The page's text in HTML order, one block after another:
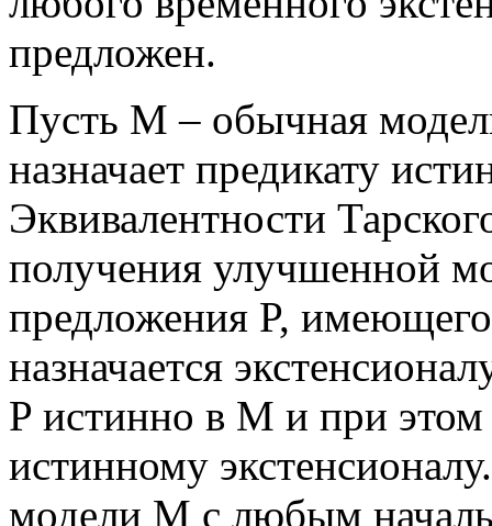
предложен.
Пусть М – обычная
назначает предикату
Эквивалентности
получения улучшенной
предложения P,
назначается
P истинно в М и при этом
истинному
модели М с любым